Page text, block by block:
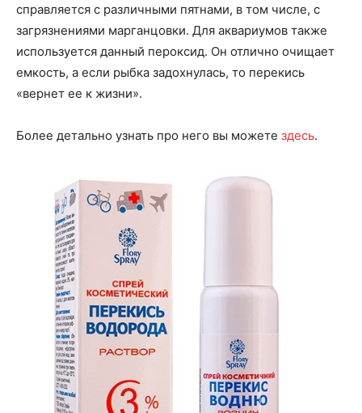
справляется с различными пятнами, в том числе, с
загрязнениями марганцовки. Для аквариумов также
используется данный пероксид. Он отлично очищает
емкость, а если рыбка задохнулась, то перекись
«вернет ее к жизни».
Более детально узнать про него вы можете здесь.